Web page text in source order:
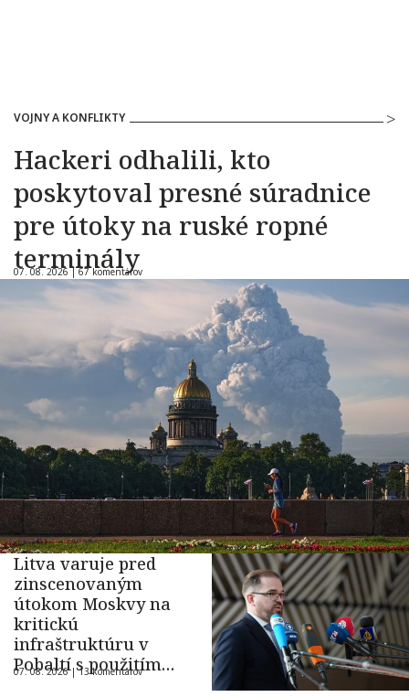
VOJNY A KONFLIKTY
Hackeri odhalili, kto
poskytoval presné súradnice
pre útoky na ruské ropné
terminály
07. 08. 2026 |67 komentárov
Litva varuje pred
zinscenovaným
útokom Moskvy na
kritickú
infraštruktúru v
Pobaltí s použitím
ukrajinského dronu
07. 08. 2026 |13 komentárov